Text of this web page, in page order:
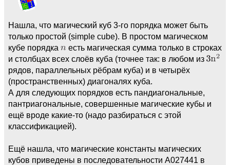
Нашла, что магический куб 3-го порядка может быть
только простой (simple cube). В простом магическом
кубе порядка
есть магическая сумма только в строках
и столбцах всех слоёв куба (точнее так: в любом из
рядов, параллельных рёбрам куба) и в четырёх
(пространственных) диагоналях куба.
А для следующих порядков есть пандиагональные,
пантриагональные, совершенные магические кубы и
ещё вроде какие-то (надо разбираться с этой
классификацией).
Ещё нашла, что магические константы магических
кубов приведены в последовательности А027441 в